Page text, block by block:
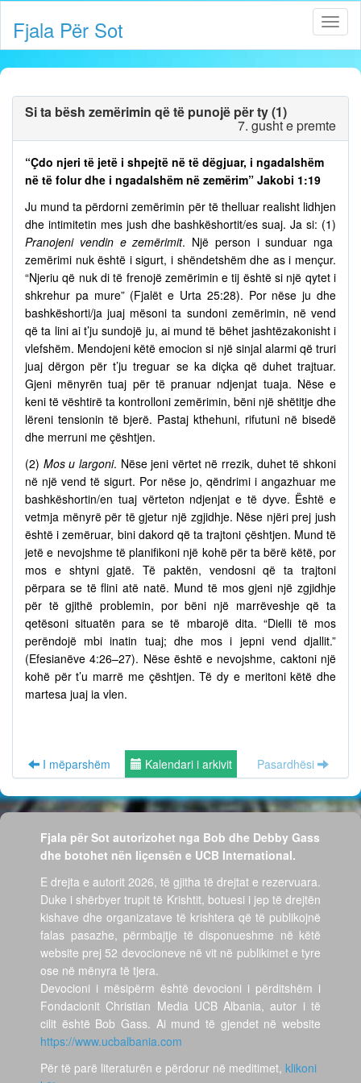
Fjala Për Sot
Si ta bësh zemërimin që të punojë për ty (1)
7. gusht e premte
“Çdo njeri të jetë i shpejtë në të dëgjuar, i ngadalshëm
në të folur dhe i ngadalshëm në zemërim” Jakobi 1:19
Ju mund ta përdorni zemërimin për të thelluar realisht lidhjen
dhe intimitetin mes jush dhe bashkëshortit/es suaj. Ja si: (1)
Pranojeni vendin e zemërimit. Një person i sunduar nga
zemërimi nuk është i sigurt, i shëndetshëm dhe as i mençur.
“Njeriu që nuk di të frenojë zemërimin e tij është si një qytet i
shkrehur pa mure” (Fjalët e Urta 25:28). Por nëse ju dhe
bashkëshorti/ja juaj mësoni ta sundoni zemërimin, në vend
që ta lini ai t’ju sundojë ju, ai mund të bëhet jashtëzakonisht i
vlefshëm. Mendojeni këtë emocion si një sinjal alarmi që truri
juaj dërgon për t’ju treguar se ka diçka që duhet trajtuar.
Gjeni mënyrën tuaj për të pranuar ndjenjat tuaja. Nëse e
keni të vështirë ta kontrolloni zemërimin, bëni një shëtitje dhe
lëreni tensionin të bjerë. Pastaj kthehuni, rifutuni në bisedë
dhe merruni me çështjen.
(2) Mos u largoni. Nëse jeni vërtet në rrezik, duhet të shkoni
në një vend të sigurt. Por nëse jo, qëndrimi i angazhuar me
bashkëshortin/en tuaj vërteton ndjenjat e të dyve. Është e
vetmja mënyrë për të gjetur një zgjidhje. Nëse njëri prej jush
është i zemëruar, bini dakord që ta trajtoni çështjen. Mund të
jetë e nevojshme të planifikoni një kohë për ta bërë këtë, por
mos e shtyni gjatë. Të paktën, vendosni që ta trajtoni
përpara se të flini atë natë. Mund të mos gjeni një zgjidhje
për të gjithë problemin, por bëni një marrëveshje që ta
qetësoni situatën para se të mbarojë dita. “Dielli të mos
perëndojë mbi inatin tuaj; dhe mos i jepni vend djallit.”
(Efesianëve 4:26–27). Nëse është e nevojshme, caktoni një
kohë për t’u marrë me çështjen. Të dy e meritoni këtë dhe
martesa juaj ia vlen.
I mëparshëm Kalendari i arkivit Pasardhësi
Fjala për Sot autorizohet nga Bob dhe Debby Gass
dhe botohet nën liçensën e UCB International.
E drejta e autorit 2026, të gjitha të drejtat e rezervuara.
Duke i shërbyer trupit të Krishtit, botuesi i jep të drejtën
kishave dhe organizatave të krishtera që të publikojnë
falas pasazhe, përmbajtje të disponueshme në këtë
website prej 52 devocioneve në vit në publikimet e tyre
ose në mënyra të tjera.
Devocioni i mësipërm është devocioni i përditshëm i
Fondacionit Christian Media UCB Albania, autor i të
cilit është Bob Gass. Ai mund të gjendet në website
https://www.ucbalbania.com
Për të parë literaturën e përdorur në meditimet, klikoni